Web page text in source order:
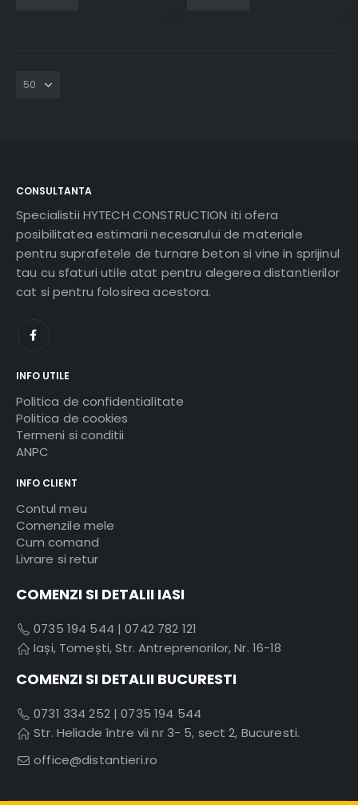
CONSULTANTA
Specialistii HYTECH CONSTRUCTION iti ofera
posibilitatea estimarii necesarului de materiale
pentru suprafetele de turnare beton si vine in sprijinul
tau cu sfaturi utile atat pentru alegerea distantierilor
cat si pentru folosirea acestora.
INFO UTILE
Politica de confidentialitate
Politica de cookies
Termeni si conditii
ANPC
INFO CLIENT
Contul meu
Comenzile mele
Cum comand
Livrare si retur
COMENZI SI DETALII IASI
0735 194 544 |0742 782 121
Iași, Tomești, Str. Antreprenorilor, Nr. 16-18
COMENZI SI DETALII BUCURESTI
0731 334 252|0735 194 544
Str. Heliade între vii nr 3- 5, sect 2, Bucuresti.
office@distantieri.ro